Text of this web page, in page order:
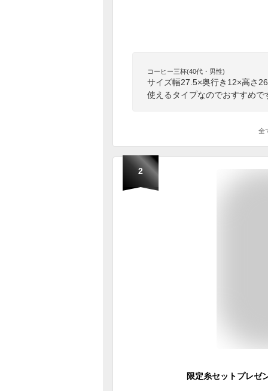
コーヒー三杯(40代・男性)
サイズ幅27.5×奥行き12×高さ
使えるタイプなのでおすすめで
全
2